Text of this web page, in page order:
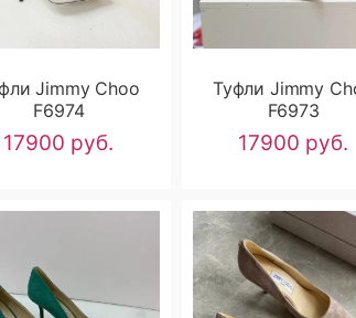
Jimmy Choo
F6974
17900 руб.
Туфли Jimmy
F6973
17900 руб.